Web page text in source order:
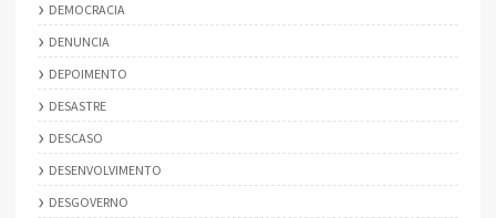
DEMOCRACIA
DENUNCIA
DEPOIMENTO
DESASTRE
DESCASO
DESENVOLVIMENTO
DESGOVERNO